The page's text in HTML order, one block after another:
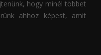
hogy minél többet
ahhoz képest, amit